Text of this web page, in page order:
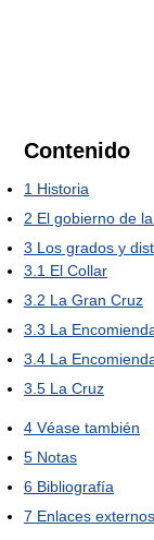
Contenido
1 Historia
2 El gobierno de
3 Los grados y
3.1 El Collar
3.2 La Gran Cruz
3.3 La
3.4 La
3.5 La Cruz
4 Véase también
5 Notas
6 Bibliografía
7 Enlaces externos